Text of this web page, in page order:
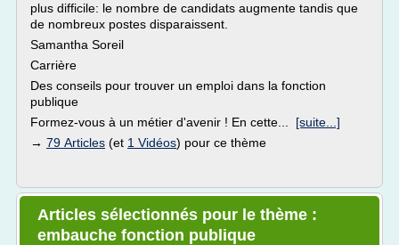
plus difficile: le nombre de candidats augmente tandis que
de nombreux postes disparaissent.
Samantha Soreil
Carrière
Des conseils pour trouver un emploi dans la fonction
publique
Formez-vous à un métier d'avenir ! En cette... [suite...]
→ 79 Articles (et 1 Vidéos) pour ce thème
Articles sélectionnés pour le thème :
embauche fonction publique